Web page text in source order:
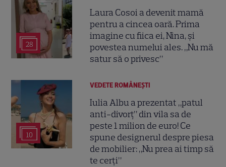
28
Laura Cosoi a devenit mamă
pentru a cincea oară. Prima
imagine cu fiica ei, Nina, și
povestea numelui ales. „Nu mă
satur să o privesc”
10
VEDETE ROMÂNEŞTI
Iulia Albu a prezentat „patul
anti-divorț” din vila sa de
peste 1 milion de euro! Ce
spune designerul despre piesa
de mobilier: „Nu prea ai timp să
te cerți”